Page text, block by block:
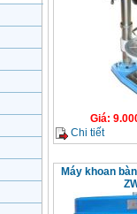
Giá:
Chi tiết
Máy khoan